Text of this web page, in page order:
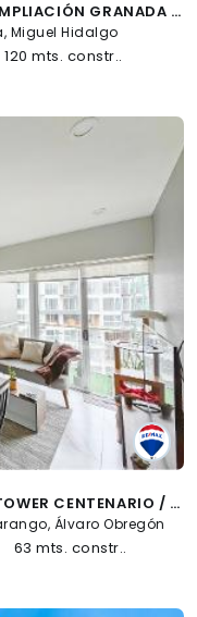
DEPARTAMENTO EN LAGO ZURICH AMPLIACIÓN GRANADA MIGUEL HIDALGO CDMX - (34)
Miguel Hidalgo
120 mts. constr..
DEPARTAMENTO RENTA EN GRAND TOWER CENTENARIO / 63M2 CON BALCÓN - (34)
Álvaro Obregón
63 mts. constr..